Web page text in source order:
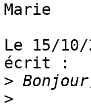
Marie
Le 15/
écrit :
>
>